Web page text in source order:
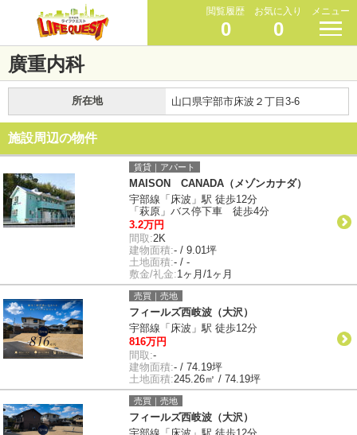
閲覧履歴
0
お気に入り
0
メニュー
廣重内科
所在地 山口県宇部市床波２丁目3-6
施設周辺の物件
賃貸｜アパート
MAISON CANADA（メゾンカナダ）
宇部線「床波」駅 徒歩12分
「萩原」バス停下車 徒歩4分
3.2万円
間取:2K
建物面積:- / 9.01坪
土地面積:- / -
敷金/礼金:1ヶ月/1ヶ月
売買｜売地
フィールズ西岐波（大沢）
宇部線「床波」駅 徒歩12分
816万円
間取:-
建物面積:- / 74.19坪
土地面積:245.26㎡ / 74.19坪
売買｜売地
フィールズ西岐波（大沢）